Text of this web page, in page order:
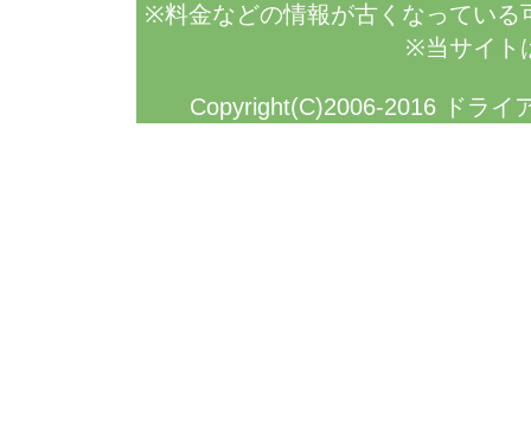
※料金などの情報が古くなっている
※当サイト
Copyright(C)2006-2016 ドライ